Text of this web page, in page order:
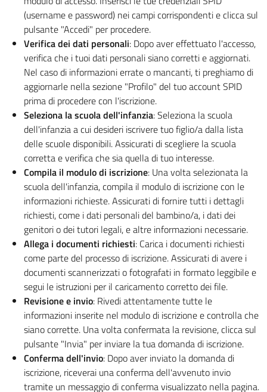
(username e password) nei campi corrispondenti e clicca sul
pulsante "Accedi" per procedere.
Verifica dei dati personali: Dopo aver effettuato l'accesso,
verifica che i tuoi dati personali siano corretti e aggiornati.
Nel caso di informazioni errate o mancanti, ti preghiamo di
aggiornarle nella sezione "Profilo" del tuo account SPID
prima di procedere con l'iscrizione.
Seleziona la scuola dell'infanzia: Seleziona la scuola
dell'infanzia a cui desideri iscrivere tuo figlio/a dalla lista
delle scuole disponibili. Assicurati di scegliere la scuola
corretta e verifica che sia quella di tuo interesse.
Compila il modulo di iscrizione: Una volta selezionata la
scuola dell'infanzia, compila il modulo di iscrizione con le
informazioni richieste. Assicurati di fornire tutti i dettagli
richiesti, come i dati personali del bambino/a, i dati dei
genitori o dei tutori legali, e altre informazioni necessarie.
Allega i documenti richiesti: Carica i documenti richiesti
come parte del processo di iscrizione. Assicurati di avere i
documenti scannerizzati o fotografati in formato leggibile e
segui le istruzioni per il caricamento corretto dei file.
Revisione e invio: Rivedi attentamente tutte le
informazioni inserite nel modulo di iscrizione e controlla che
siano corrette. Una volta confermata la revisione, clicca sul
pulsante "Invia" per inviare la tua domanda di iscrizione.
Conferma dell'invio: Dopo aver inviato la domanda di
iscrizione, riceverai una conferma dell'avvenuto invio
tramite un messaggio di conferma visualizzato nella pagina.